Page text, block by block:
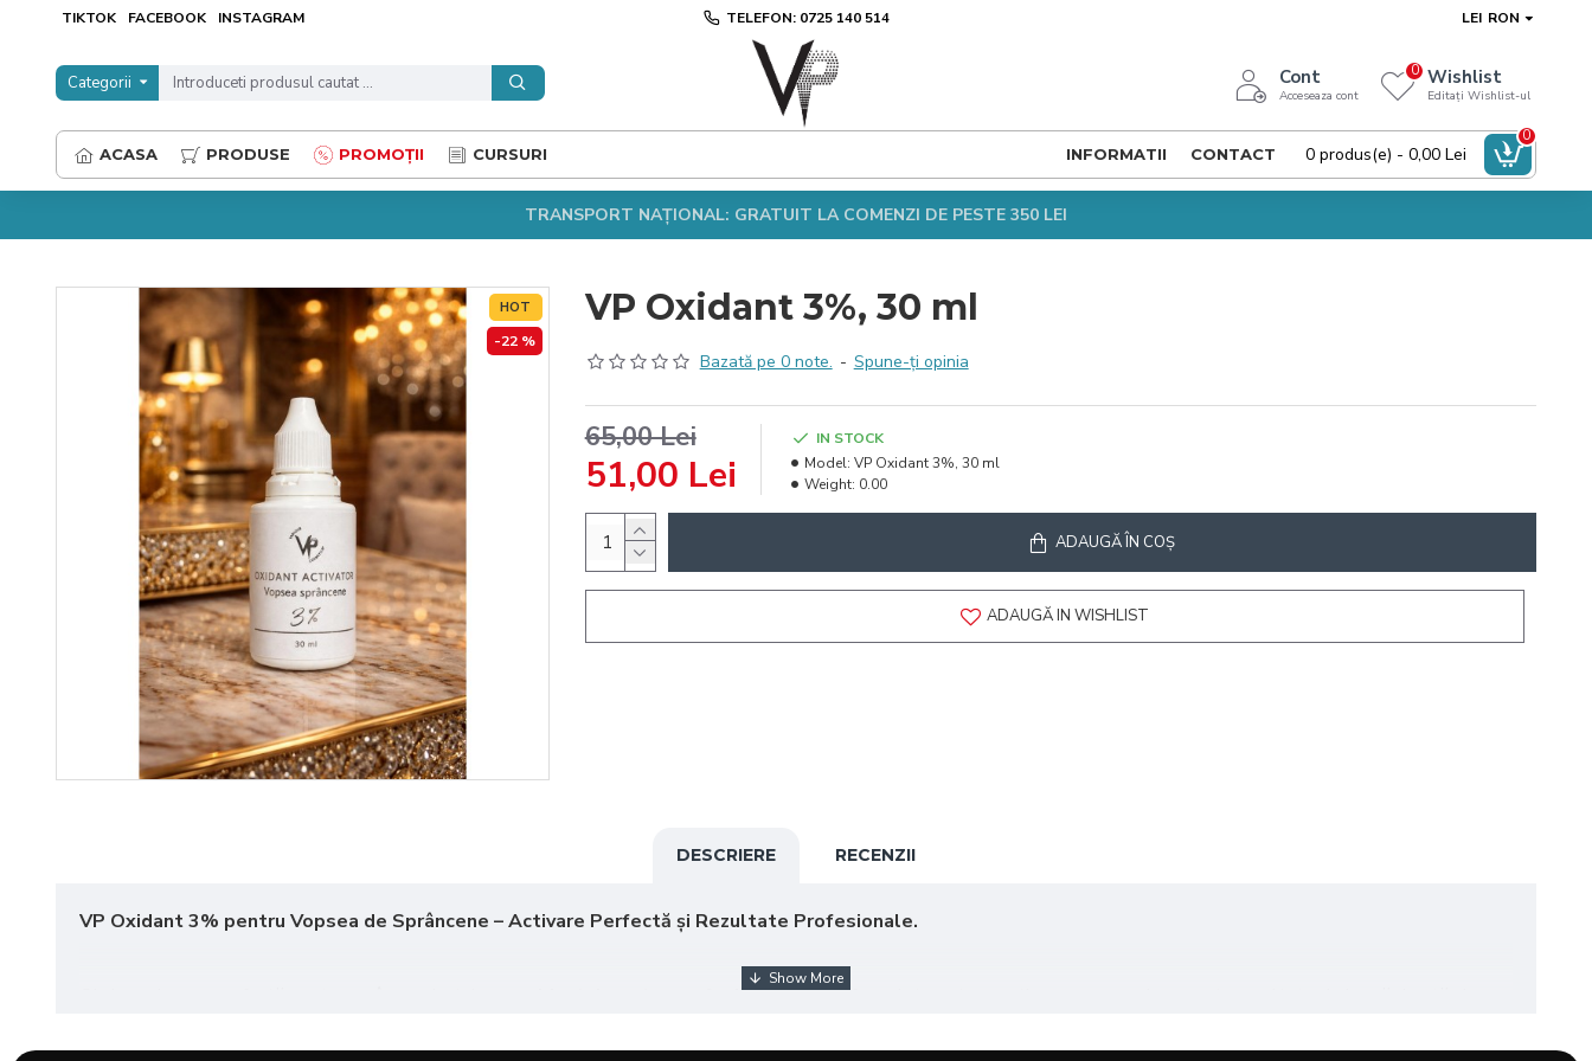
TIKTOK FACEBOOK INSTAGRAM TELEFON: 0725 140 514 LEI RON
Categorii Cont
Acceseaza cont
Wishlist
Editați Wishlist-ul
0
ACASA PRODUSE PROMOȚII CURSURI INFORMATII CONTACT 0 produs(e) - 0,00 Lei
0
TRANSPORT NAȚIONAL: GRATUIT LA COMENZI DE PESTE 350 LEI
HOT
-22 %
VP Oxidant 3%, 30 ml
Bazată pe 0 note. - Spune-ţi opinia
51,00 Lei
65,00 Lei
IN STOCK
Model: VP Oxidant 3%, 30 ml
Weight: 0.00
ADAUGĂ ÎN COŞ
ADAUGĂ IN WISHLIST
DESCRIERE RECENZII
VP Oxidant 3% pentru Vopsea de Sprâncene – Activare Perfectă și Rezultate Profesionale.
oxidantul nostru profesional, special formulat pentru a activa vopseaua și a garanta rezultate de lungă durată și